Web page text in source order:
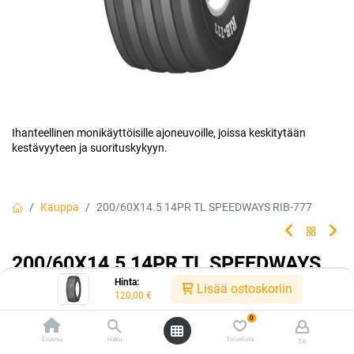
Hinta:
120,00 € Lisää ostoskoriin
Etusivu Haku
0
Toivelista Tili
Ihanteellinen monikäyttöisille ajoneuvoille, joissa keskitytään
kestävyyteen ja suorituskykyyn.
Kauppa 200/60X14.5 14PR TL SPEEDWAYS RIB-777
200/60X14.5 14PR TL SPEEDWAYS
RIB-777
Tuotekoodi:
Tällä tuotteella ei ole kelvollista yhdistelmää.